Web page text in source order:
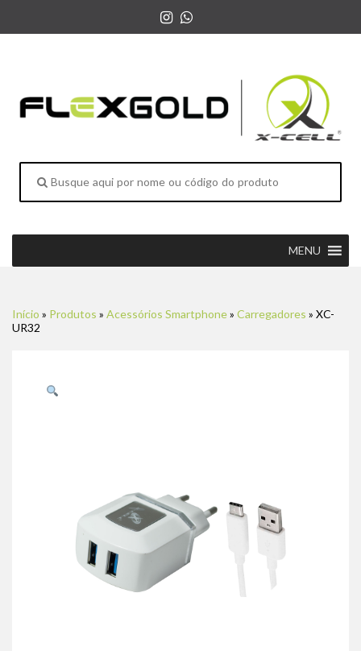
MENU
Início » Produtos » Acessórios Smartphone» Carregadores » XC-
UR32